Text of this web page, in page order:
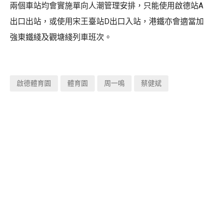
兩個車站均會實施單向人潮管理安排，只能使用啟德站A
出口出站，或使用宋王臺站D出口入站，港鐵亦會適當加
強東鐵綫及觀塘綫列車班次。
啟德體育園 體育園 周一鳴 蔡健斌